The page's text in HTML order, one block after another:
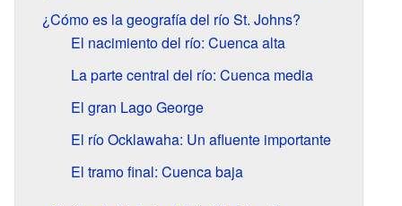
¿Cómo es la geografía del río St. Johns?
El nacimiento del río: Cuenca alta
La parte central del río: Cuenca media
El gran Lago George
El río Ocklawaha: Un afluente importante
El tramo final: Cuenca baja